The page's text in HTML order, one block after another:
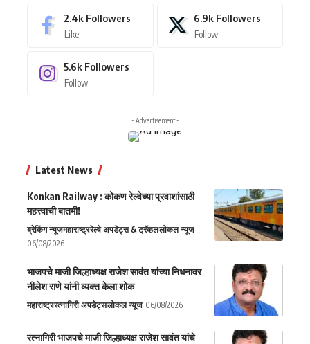
2.4k Followers
Like
6.9k Followers
Follow
5.6k Followers
Follow
- Advertisement -
Latest News
Konkan Railway : कोकण रेल्वेच्या प्रवाशांसाठी
महत्त्वाची बातमी!
ब्रेकिंग न्यूजमहाराष्ट्ररेल्वे अपडेट्स & ट्रॅव्हललोकल न्यूज
06/08/2026
भाजपचे माजी जिल्हाध्यक्ष राजेश सावंत यांच्या निधनावर
नीलेश राणे यांनी व्यक्त केला शोक
महाराष्ट्ररत्नागिरी अपडेट्सलोकल न्यूज 06/08/2026
रत्नागिरी भाजपचे माजी जिल्हाध्यक्ष राजेश सावंत यांचे